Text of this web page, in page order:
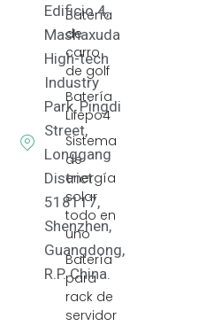
Batería
de
carro
de golf
Batería
Lifepo4
Sistema
de
energía
solar
todo en
uno
Batería
para
rack de
servidor
Edificio 4,
Mashaxuda
High-tech
Industry
Park, Pingdi
Street,
Longgang
District
518117,
Shenzhen,
Guangdong,
R.P. China.